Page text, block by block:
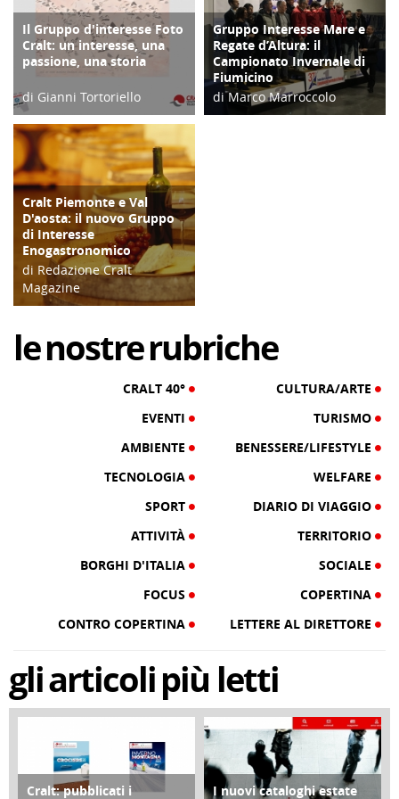
FOCUS
Il Gruppo d'interesse Foto
Cralt: un interesse, una
passione, una storia
di Gianni Tortoriello
23/12/20
ATTIVITÀ
Gruppo Interesse Mare e
Regate d’Altura: il
Campionato Invernale di
Fiumicino
di Marco Marroccolo
ATTIVITÀ
Cralt Piemonte e Val
D'aosta: il nuovo Gruppo
di Interesse
Enogastronomico
di Redazione Cralt
Magazine
lenostrerubriche
CRALT 40°
CULTURA/ARTE
EVENTI
TURISMO
AMBIENTE
BENESSERE/LIFESTYLE
TECNOLOGIA
WELFARE
SPORT
DIARIO DI VIAGGIO
ATTIVITÀ
TERRITORIO
BORGHI D'ITALIA
SOCIALE
FOCUS
COPERTINA
CONTRO COPERTINA
LETTERE AL DIRETTORE
gliarticolipiù letti
COPERTINA
Cralt: pubblicati i
CONTRO COPERTINA
I nuovi cataloghi estate